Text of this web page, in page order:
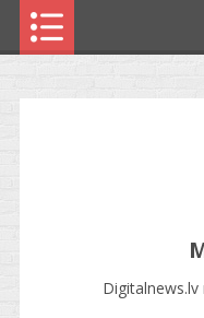
Digitalnews.lv